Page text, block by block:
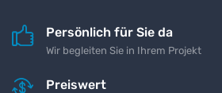
Persönlich für Sie da
Wir begleiten Sie in Ihrem Projekt
Preiswert